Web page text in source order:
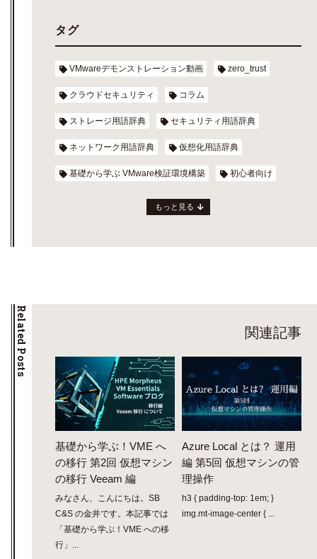
タグ
VMwareデモンストレーション動画 zero_trust
クラウドセキュリティ コラム
ストレージ用語辞典 セキュリティ用語辞典
ネットワーク用語辞典 仮想化用語辞典
基礎から学ぶ VMware検証環境構築 初心者向け
もっと見る
Related Posts 関連記事
基礎から学ぶ！VME へ
の移行 第2回 仮想マシン
の移行 Veeam 編
みなさん、こんにちは。SB
C&S の金井です。本記事では
「基礎から学ぶ！VME への移
行」...
Azure Local とは？ 運用
編 第5回 仮想マシンの管
理操作
h3 { padding-top: 1em; }
img.mt-image-center { ...